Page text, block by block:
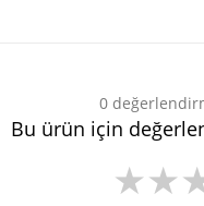
0
Bu ürün için
★★